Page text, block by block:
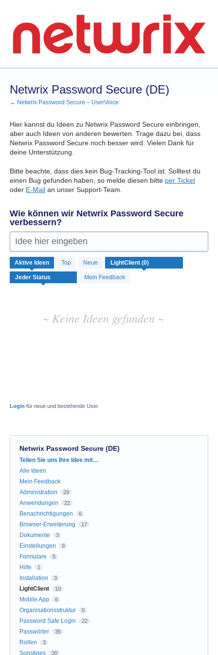
springen
Netwrix Password Secure (DE)
← Netwrix Password Secure – UserVoice
Hier kannst du Ideen zu Netwrix Password Secure einbringen,
aber auch Ideen von anderen bewerten. Trage dazu bei, dass
Netwrix Password Secure noch besser wird. Vielen Dank für
deine Unterstützung.
Bitte beachte, dass dies kein Bug-Tracking-Tool ist. Solltest du
einen Bug gefunden haben, so melde diesen bitte per Ticket
oder E-Mail an unser Support-Team.
Wie können wir Netwrix Password Secure
verbessern?
Idee hier eingeben
Aktive Ideen Top Neue
Mein Feedback
Keine
vorhandenen
Ideenergebnisse
~ Keine Ideen gefunden ~
Login für neue und bestehende User
Netwrix Password Secure (DE)
Kategorien
Teilen Sie uns Ihre Idee mit…
Alle Ideen
Mein Feedback
Administration
29
Anwendungen 22
Benachrichtigungen 6
Browser-Erweiterung 17
Dokumente 3
Einstellungen 9
Formulare 5
Hilfe 1
Installation 3
LightClient 10
Mobile App 6
Organisationsstruktur 5
Password Safe Login 22
Passwörter 35
Rollen 3
Sonstiges 20